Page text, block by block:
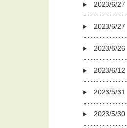
2023/6/27
2023/6/27
2023/6/26
2023/6/12
2023/5/31
2023/5/30